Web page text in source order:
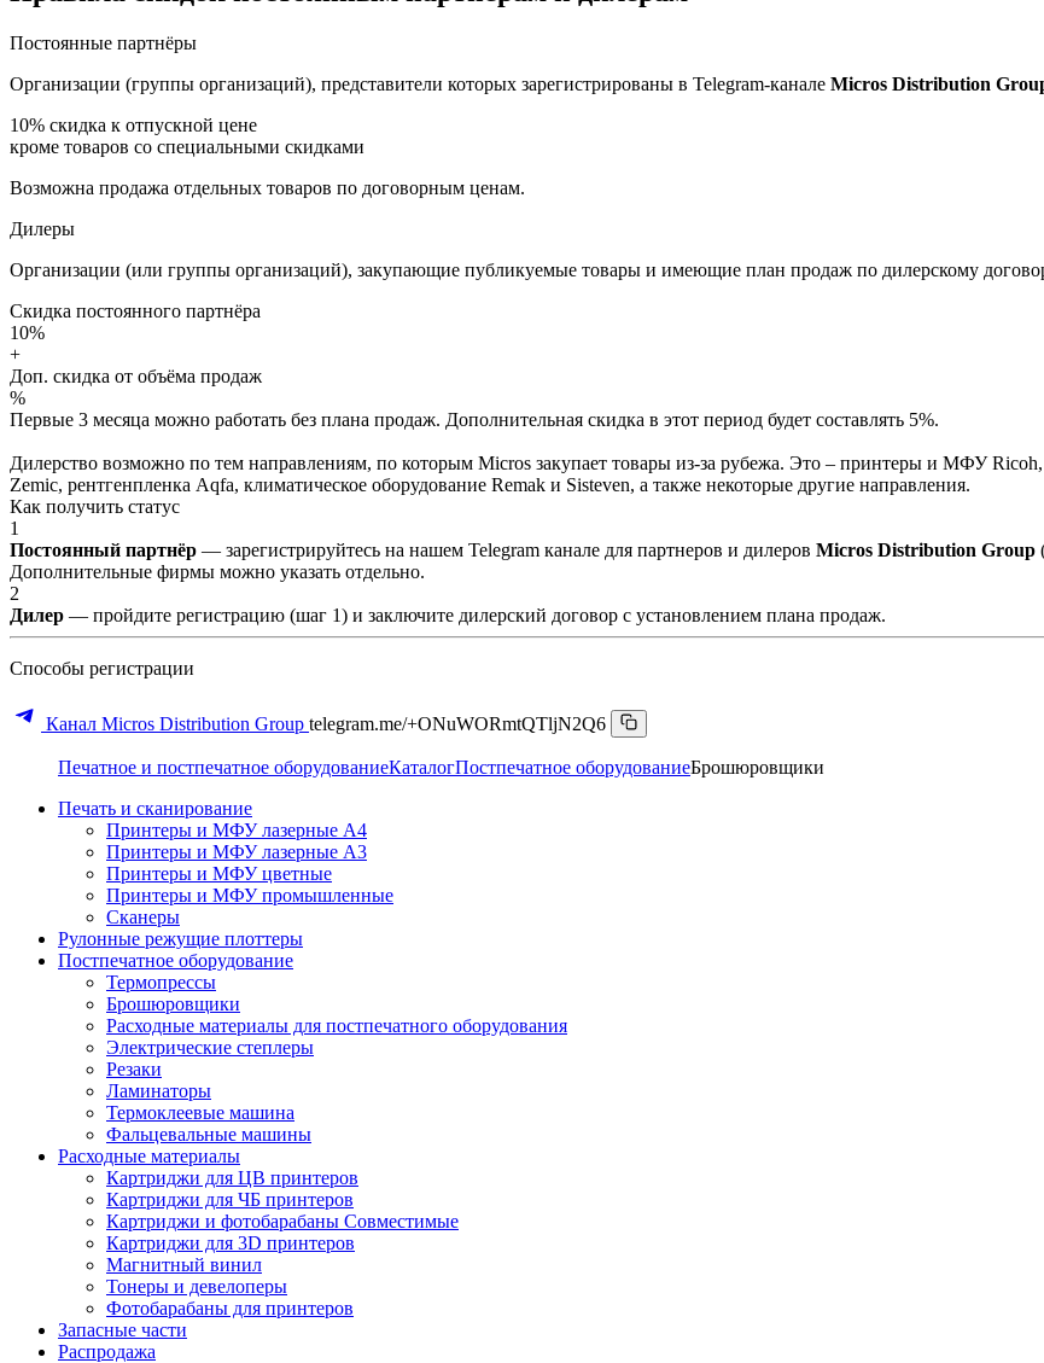
Постоянные партнёры
Организации (группы организаций), представители которых зарегистрированы в Telegram-канале Micros Distribution
10% скидка к отпускной цене
кроме товаров со специальными скидками
Возможна продажа отдельных товаров по договорным ценам.
Дилеры
Организации (или группы организаций), закупающие публикуемые товары и имеющие план продаж по дилерскому
Скидка постоянного партнёра
10%
+
Доп. скидка от объёма продаж
%
Первые 3 месяца можно работать без плана продаж. Дополнительная скидка в этот период будет составлять 5%.
Дилерство возможно по тем направлениям, по которым Micros закупает товары из-за рубежа. Это – принтеры и МФУ Ricoh,
Zemic, рентгенпленка Aqfa, климатическое оборудование Remak и Sisteven, а также некоторые другие направления.
Как получить статус
1
Постоянный партнёр — зарегистрируйтесь на нашем Telegram канале для партнеров и дилеров Micros Distribution Group
Дополнительные фирмы можно указать отдельно.
2
Дилер — пройдите регистрацию (шаг 1) и заключите дилерский договор с установлением плана продаж.
Способы регистрации
Канал Micros Distribution Group telegram.me/+ONuWORmtQTljN2Q6
Печатное и постпечатное оборудованиеКаталогПостпечатное оборудованиеБрошюровщики
Печать и сканирование
Принтеры и МФУ лазерные А4
Принтеры и МФУ лазерные А3
Принтеры и МФУ цветные
Принтеры и МФУ промышленные
Сканеры
Рулонные режущие плоттеры
Постпечатное оборудование
Термопрессы
Брошюровщики
Расходные материалы для постпечатного оборудования
Электрические степлеры
Резаки
Ламинаторы
Термоклеевые машина
Фальцевальные машины
Расходные материалы
Картриджи для ЦВ принтеров
Картриджи для ЧБ принтеров
Картриджи и фотобарабаны Совместимые
Картриджи для 3D принтеров
Магнитный винил
Тонеры и девелоперы
Фотобарабаны для принтеров
Запасные части
Распродажа